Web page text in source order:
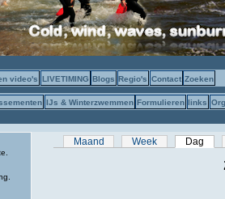
video's LIVETIMING Blogs Regio's Contact Zoeken
IJs & Winterzwemmen Formulieren links
Primaire tabs
Maand Week Dag